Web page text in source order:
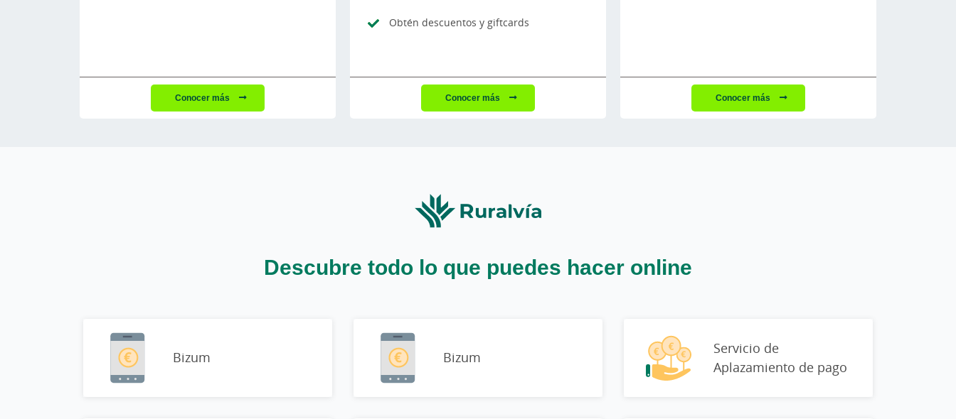
Conocer más
Obtén descuentos y giftcards
Conocer más Conocer más
Descubre todo lo que puedes hacer online
Bizum Bizum
Servicio de
Aplazamiento de pago